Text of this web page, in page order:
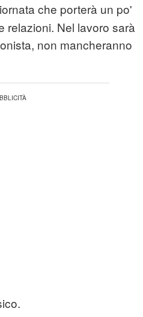
che porterà un po'
relazioni. Nel lavoro sarà
non mancheranno